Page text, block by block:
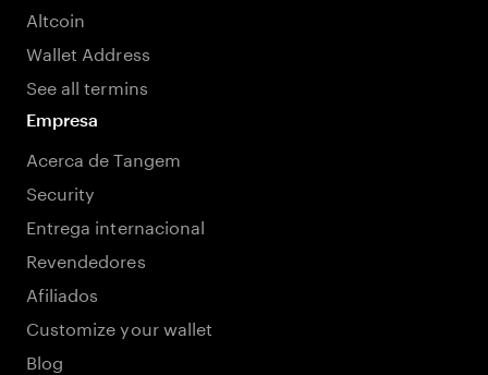
Altcoin
Wallet Address
See all termins
Empresa
Acerca de Tangem
Security
Entrega internacional
Revendedores
Afiliados
Customize your wallet
Blog